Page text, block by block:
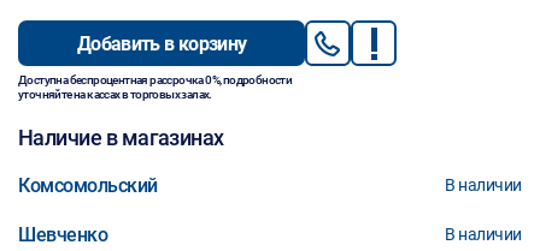
Добавить в корзину
Доступна беспроцентная рассрочка 0%, подробности
уточняйте на кассах в торговых залах.
Наличие в магазинах
Комсомольский В наличии
Шевченко В наличии